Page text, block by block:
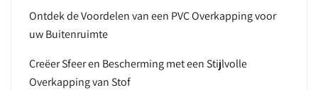
Ontdek de Voordelen van een PVC Overkapping voor
uw Buitenruimte
Creëer Sfeer en Bescherming met een Stijlvolle
Overkapping van Stof